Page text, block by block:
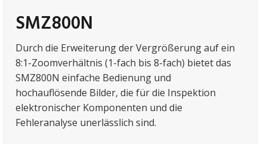
SMZ800N
Durch die Erweiterung der Vergrößerung auf ein
8:1-Zoomverhältnis (1-fach bis 8-fach) bietet das
SMZ800N einfache Bedienung und
hochauflösende Bilder, die für die Inspektion
elektronischer Komponenten und die
Fehleranalyse unerlässlich sind.